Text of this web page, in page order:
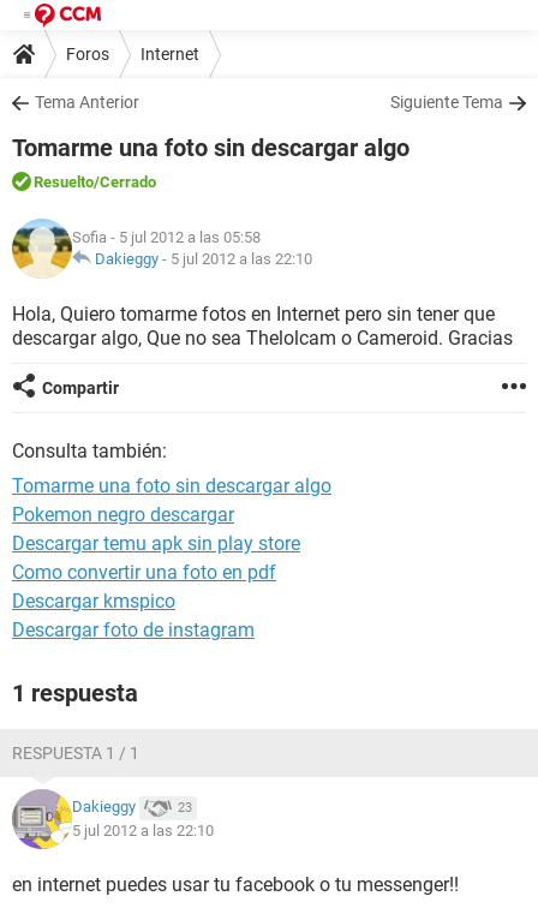
Foros Internet
Tema Anterior Siguiente Tema
Tomarme una foto sin descargar algo
Resuelto/Cerrado
Sofia - 5 jul 2012 a las 05:58
Dakieggy - 5 jul 2012 a las 22:10
Hola, Quiero tomarme fotos en Internet pero sin tener que
descargar algo, Que no sea Thelolcam o Cameroid. Gracias
Compartir
Consulta también:
Tomarme una foto sin descargar algo
Pokemon negro descargar
Descargar temu apk sin play store
Como convertir una foto en pdf
Descargar kmspico
Descargar foto de instagram
1 respuesta
RESPUESTA 1 / 1
Dakieggy 23
5 jul 2012 a las 22:10
en internet puedes usar tu facebook o tu messenger!!